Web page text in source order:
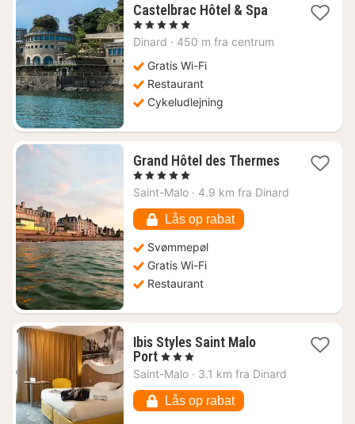
Castelbrac Hôtel & Spa1
fra
, 5 Stjerner
Dinard · 450 m fra centrum
Gratis Wi-Fi
Restaurant
Cykeludlejning
Grand Hôtel des Thermes
1
nat
2305
kr.
, 5 Stjerner
Saint-Malo · 4.9 km fra Dinard
Lås op rabat
Svømmepøl
Gratis Wi-Fi
Restaurant
Ibis Styles Saint Malo
Port1
nat
1214
kr.
, 3 Stjerner
Saint-Malo · 3.1 km fra Dinard
Lås op rabat